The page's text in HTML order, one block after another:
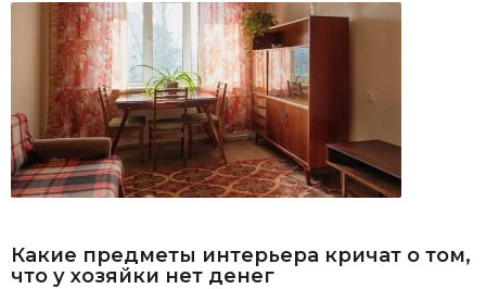
Какие предметы интерьера кричат о том,
что у хозяйки нет денег